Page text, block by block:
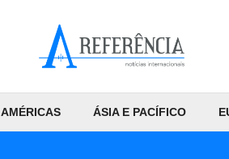
AMÉRICAS ÁSIA E PACÍFICO